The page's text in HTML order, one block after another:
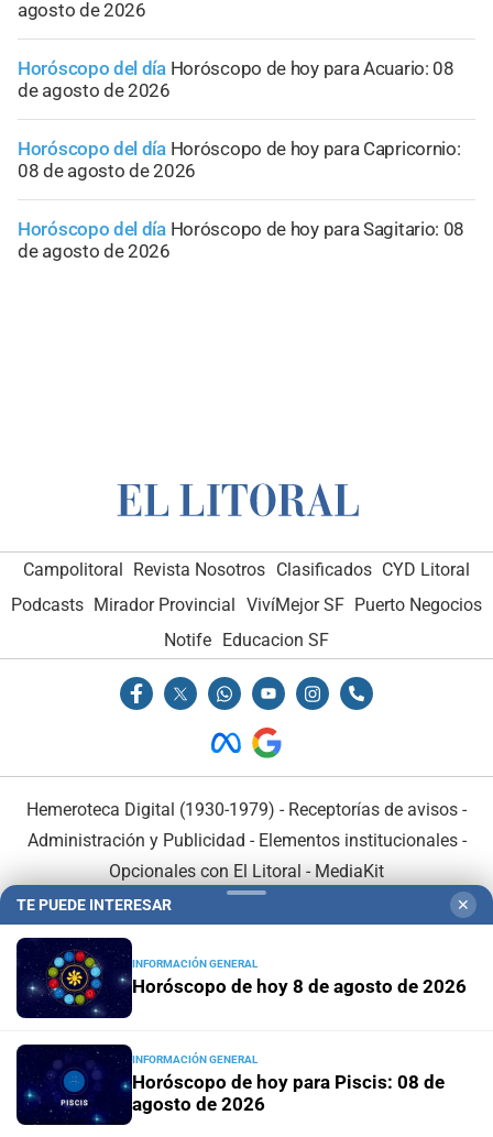
agosto de 2026
Horóscopo del día Horóscopo de hoy para Acuario: 08
de agosto de 2026
Horóscopo del día Horóscopo de hoy para Capricornio:
08 de agosto de 2026
Horóscopo del día Horóscopo de hoy para Sagitario: 08
de agosto de 2026
Campolitoral Revista Nosotros Clasificados CYD Litoral
Podcasts Mirador Provincial VivíMejor SF Puerto Negocios
Notife Educacion SF
Hemeroteca Digital (1930-1979) - Receptorías de avisos -
Administración y Publicidad - Elementos institucionales-
Opcionales con El Litoral - MediaKit
En Asociación con:
TE PUEDE INTERESAR ✕
INFORMACIÓN GENERAL
Horóscopo de hoy 8 de agosto de 2026
INFORMACIÓN GENERAL
Horóscopo de hoy para Piscis: 08 de
agosto de 2026